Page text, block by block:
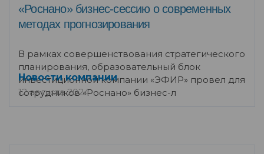
«Роснано» бизнес-сессию о современных
методах прогнозирования
В рамках совершенствования стратегического
планирования, образовательный блок
инвестиционной компании «ЭФИР» провел для
сотрудников «Роснано» бизнес-л
Новости компании
12 августа 2024